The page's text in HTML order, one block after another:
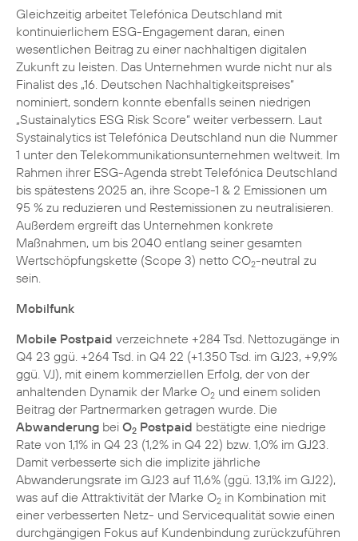
Gleichzeitig arbeitet Telefónica Deutschland mit
kontinuierlichem ESG-Engagement daran, einen
wesentlichen Beitrag zu einer nachhaltigen digitalen
Zukunft zu leisten. Das Unternehmen wurde nicht nur als
Finalist des „16. Deutschen Nachhaltigkeitspreises“
nominiert, sondern konnte ebenfalls seinen niedrigen
„Sustainalytics ESG Risk Score“ weiter verbessern. Laut
Systainalytics ist Telefónica Deutschland nun die Nummer
1 unter den Telekommunikationsunternehmen weltweit. Im
Rahmen ihrer ESG-Agenda strebt Telefónica Deutschland
bis spätestens 2025 an, ihre Scope-1 & 2 Emissionen um
95 % zu reduzieren und Restemissionen zu neutralisieren.
Außerdem ergreift das Unternehmen konkrete
Maßnahmen, um bis 2040 entlang seiner gesamten
Wertschöpfungskette (Scope 3) netto CO2-neutral zu
sein.
Mobilfunk
Mobile Postpaid verzeichnete +284 Tsd. Nettozugänge in
Q4 23 ggü. +264 Tsd. in Q4 22 (+1.350 Tsd. im GJ23, +9,9%
ggü. VJ), mit einem kommerziellen Erfolg, der von der
anhaltenden Dynamik der Marke O2 und einem soliden
Beitrag der Partnermarken getragen wurde. Die
Abwanderung bei O2 Postpaid bestätigte eine niedrige
Rate von 1,1% in Q4 23 (1,2% in Q4 22) bzw. 1,0% im GJ23.
Damit verbesserte sich die implizite jährliche
Abwanderungsrate im GJ23 auf 11,6% (ggü. 13,1% im GJ22),
was auf die Attraktivität der Marke O2 in Kombination mit
einer verbesserten Netz- und Servicequalität sowie einen
durchgängigen Fokus auf Kundenbindung zurückzuführen